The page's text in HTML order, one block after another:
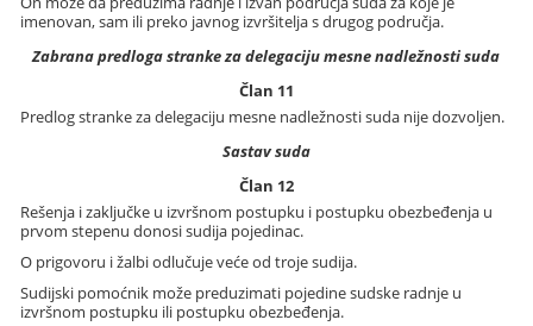
imenovan, sam ili preko javnog izvršitelja s drugog područja.
Zabrana predloga stranke za delegaciju mesne nadležnosti suda
Član 11
Predlog stranke za delegaciju mesne nadležnosti suda nije dozvoljen.
Sastav suda
Član 12
Rešenja i zaključke u izvršnom postupku i postupku obezbeđenja u
prvom stepenu donosi sudija pojedinac.
O prigovoru i žalbi odlučuje veće od troje sudija.
Sudijski pomoćnik može preduzimati pojedine sudske radnje u
izvršnom postupku ili postupku obezbeđenja.